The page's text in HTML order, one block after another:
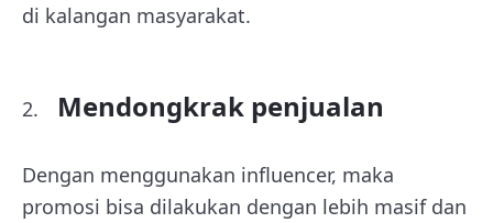
di kalangan masyarakat.
Mendongkrak penjualan
Dengan menggunakan influencer, maka
promosi bisa dilakukan dengan lebih masif dan